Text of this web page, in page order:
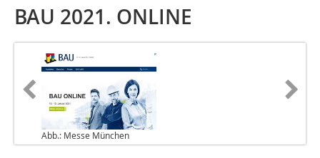
BAU 2021. ONLINE
Abb.: Messe München